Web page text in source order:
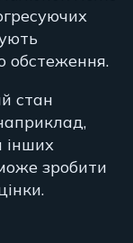
обстеження.
стан
інших
зробити